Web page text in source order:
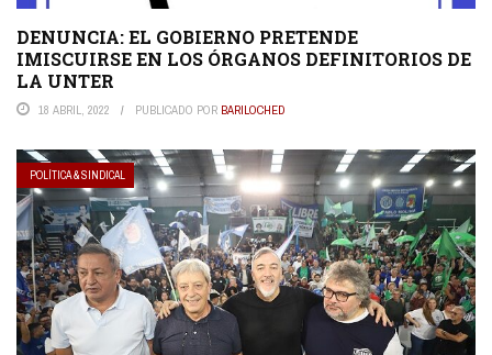
DENUNCIA: EL GOBIERNO PRETENDE
IMISCUIRSE EN LOS ÓRGANOS DEFINITORIOS DE
LA UNTER
18 ABRIL, 2022 PUBLICADO POR BARILOCHED
POLÍTICA & SINDICAL